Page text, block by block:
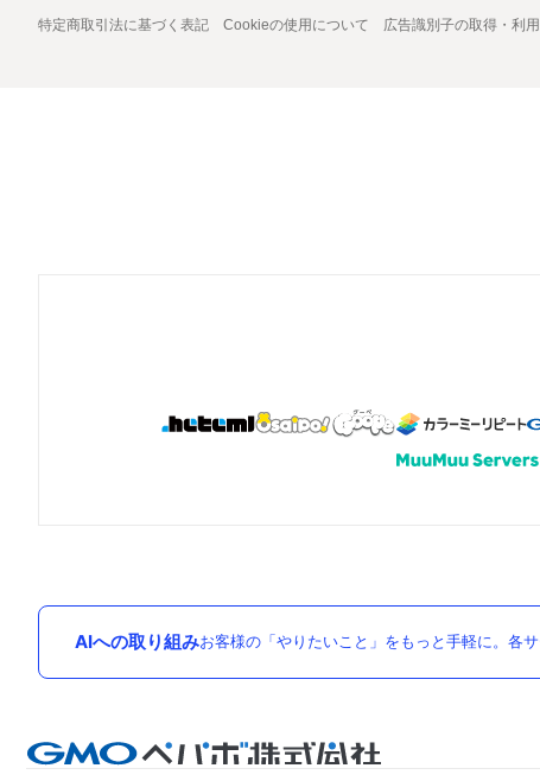
特定商取引法に基づく表記 Cookieの使用について 広告識別子の取得・利用
AIへの取り組みお客様の「やりたいこと」をもっと手軽に。各